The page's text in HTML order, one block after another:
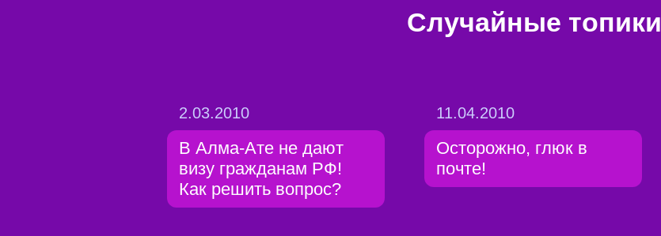
Случайные топики
2.03.2010
В Алма-Ате не дают
визу гражданам РФ!
Как решить вопрос?
11.04.2010
Осторожно, глюк в
почте!